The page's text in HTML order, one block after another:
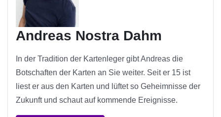
Andreas Nostra Dahm
In der Tradition der Kartenleger gibt Andreas die
Botschaften der Karten an Sie weiter. Seit er 15 ist
liest er aus den Karten und lüftet so Geheimnisse der
Zukunft und schaut auf kommende Ereignisse.